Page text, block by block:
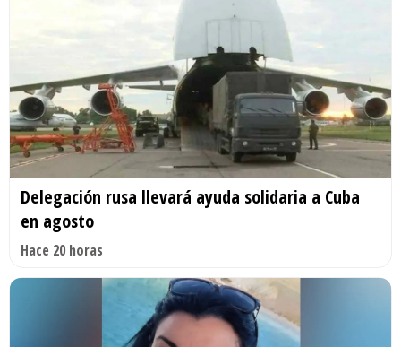
Delegación rusa llevará ayuda solidaria a Cuba
en agosto
Hace 20 horas